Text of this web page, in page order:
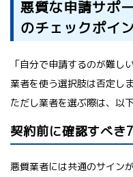
悪質な申請サポ
のチェックポイン
「自分で申請するのが難し
業者を使う選択肢は否定しま
ただし業者を選ぶ際は、以
契約前に確認すべき
悪質業者には共通のサインが